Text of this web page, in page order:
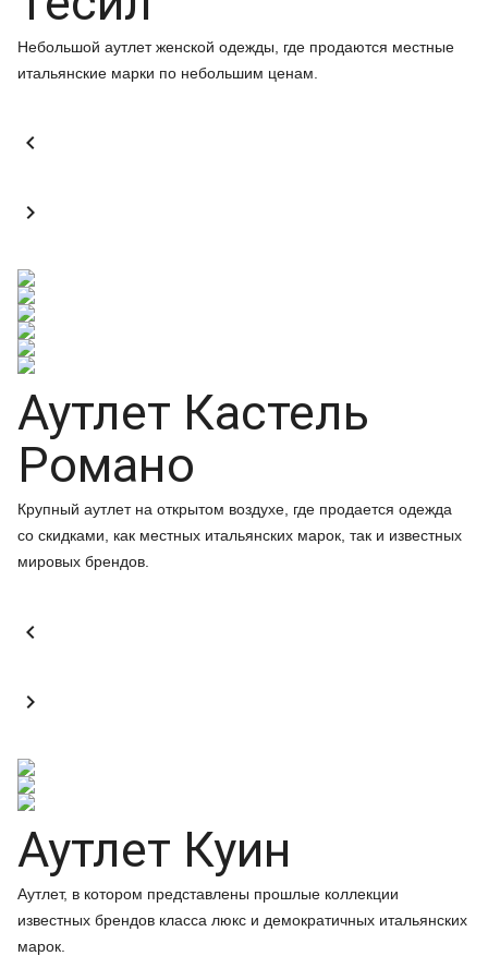
Небольшой аутлет женской одежды, где продаются местные
итальянские марки по небольшим ценам.


Аутлет Кастель
Романо
Крупный аутлет на открытом воздухе, где продается одежда
со скидками, как местных итальянских марок, так и известных
мировых брендов.


Аутлет Куин
Аутлет, в котором представлены прошлые коллекции
известных брендов класса люкс и демократичных итальянских
марок.